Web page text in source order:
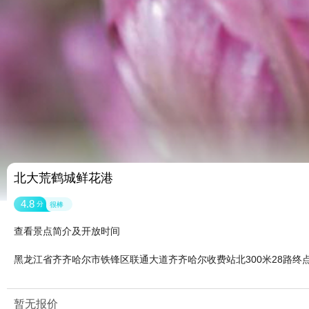
北大荒鹤城鲜花港
4.8 分 很棒
查看景点简介及开放时间
黑龙江省齐齐哈尔市铁锋区联通大道齐齐哈尔收费站北300米28路终
暂无报价